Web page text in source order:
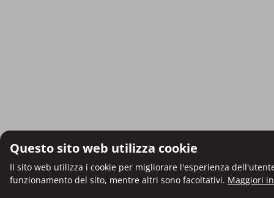
Questo sito web utilizza cookie
Il sito web utilizza i cookie per migliorare l'esperienza
funzionamento del sito, mentre altri sono facoltativi. Maggiori